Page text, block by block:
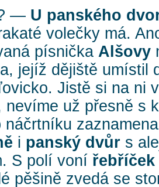
— U panského
volečky má.
písnička Alšovy
jejíž dějiště umístil
Jistě si na ni
nevíme už přesně s
náčrtníku
i panský dvůr s
S polí voní řebříček
pěšině zvedá se